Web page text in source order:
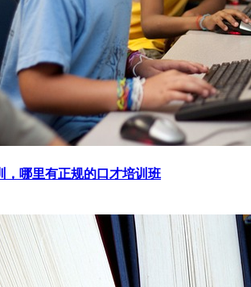
，哪里有正规的口才培训班